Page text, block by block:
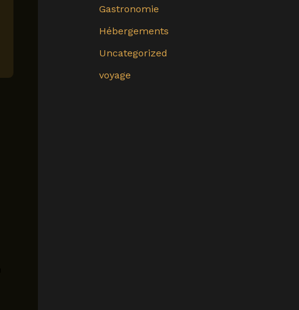
Gastronomie
Hébergements
Uncategorized
voyage